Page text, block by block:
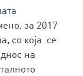
за 2017
со која се
на